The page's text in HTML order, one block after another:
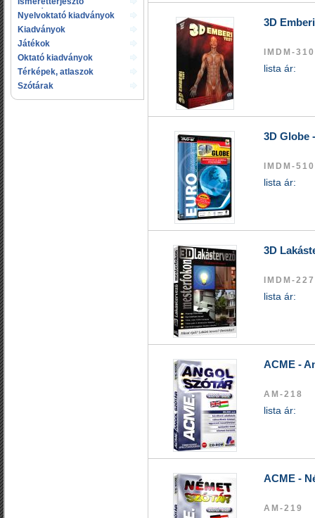
kiadványok
Nyelvoktató kiadványok
Kiadványok
gyermekeknek
Játékok
Oktató kiadványok
Térképek, atlaszok
Szótárak
3D
IMDM-310
lista ár:
3D Globe
IMDM-510
lista ár:
3D
IMDM-227
lista ár:
ACME -
AM-218
lista ár:
ACME -
AM-219